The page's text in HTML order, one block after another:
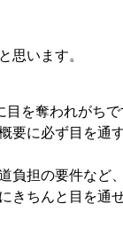
思います。
目を奪われがちで
要に必ず目を通
負担の要件など
きちんと目を通せ